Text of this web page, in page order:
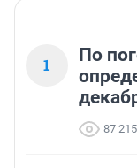
1
По
87 215